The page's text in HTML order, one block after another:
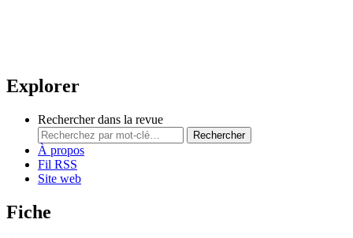
Explorer
Rechercher dans la revue
Rechercher
À propos
Fil RSS
Site web
Fiche